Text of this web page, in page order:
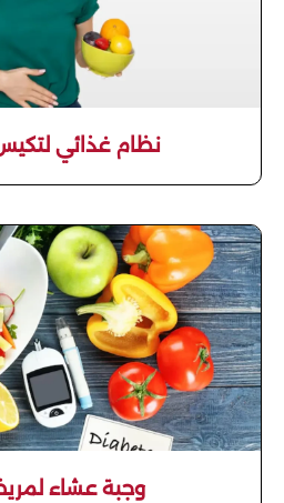
نظام غذائي
وجبة عشاء